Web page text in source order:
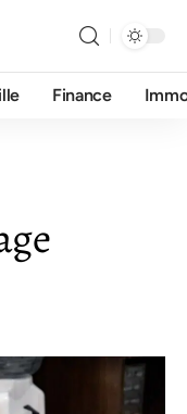
Finance